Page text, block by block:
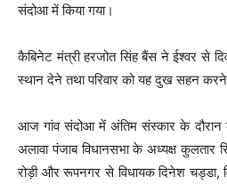
संदोआ में किया गया।
कैबिनेट मंत्री हरजोत सिंह बैंस ने ईश्वर से
स्थान देने तथा परिवार को यह दुख सहन करने
आज गांव संदोआ में अंतिम संस्कार के दौरान
अलावा पंजाब विधानसभा के अध्यक्ष कुलतार
रोड़ी और रूपनगर से विधायक दिनेश चड्डा,